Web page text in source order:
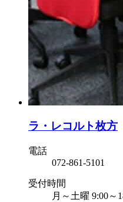
ラ・レコルト枚方
電話
072-861-5101
受付時間
月～土曜 9:00～